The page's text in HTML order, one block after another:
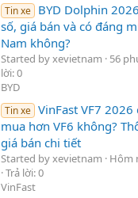
Tin xe BYD Dolphin
số, giá bán và có đáng
Nam không?
Started by xevietnam 56
lời: 0
BYD
Tin xe VinFast VF7 2026
mua hơn VF6 không?
giá bán chi tiết
Started by xevietnam
Hôm
Trả lời: 0
VinFast